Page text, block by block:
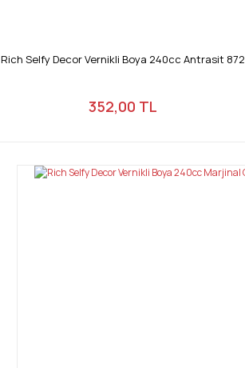
Rich Selfy Decor Vernikli Boya 240cc Antrasit 872
352,00 TL